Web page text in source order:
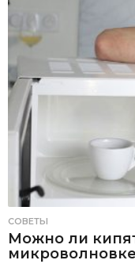
СОВЕТЫ
Можно ли
микроволновке